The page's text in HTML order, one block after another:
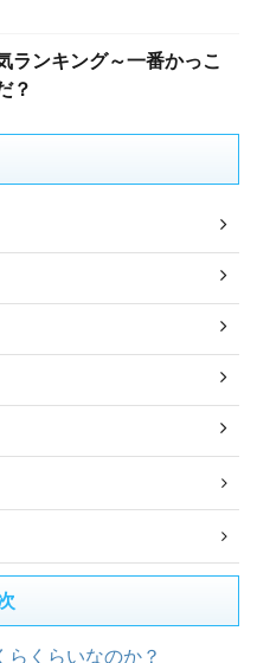
ランキング～一番かっこ
？
くらいなのか？